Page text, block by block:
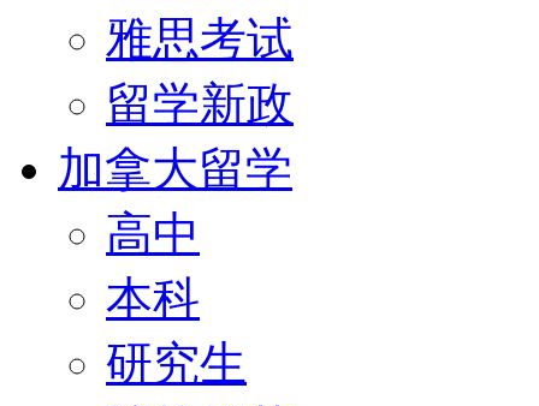
雅思考试
留学新政
加拿大留学
高中
本科
研究生